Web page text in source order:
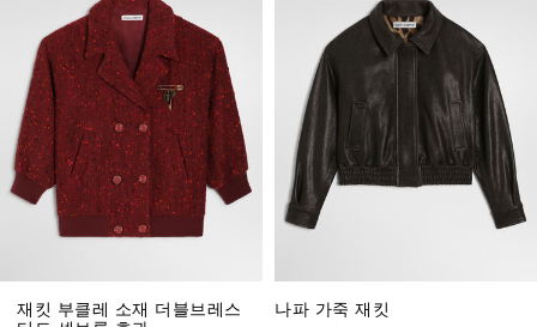
재킷 부클레 소재 더블브레스
나파 가죽 재킷